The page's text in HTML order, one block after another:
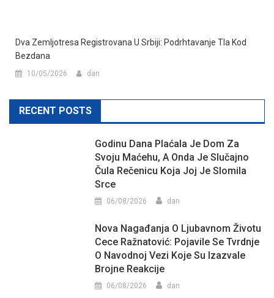
Dva Zemljotresa Registrovana U Srbiji: Podrhtavanje Tla Kod
Bezdana
10/05/2026 dan
RECENT POSTS
Godinu Dana Plaćala Je Dom Za
Svoju Maćehu, A Onda Je Slučajno
Čula Rečenicu Koja Joj Je Slomila
Srce
06/08/2026 dan
Nova Nagađanja O Ljubavnom Životu
Cece Ražnatović: Pojavile Se Tvrdnje
O Navodnoj Vezi Koje Su Izazvale
Brojne Reakcije
06/08/2026 dan